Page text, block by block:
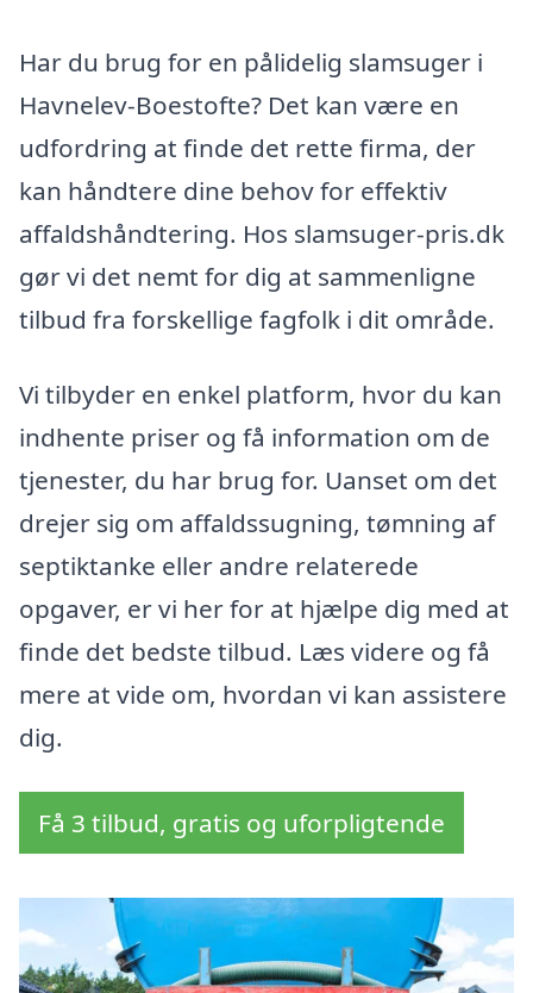
Har du brug for en pålidelig slamsuger i
Havnelev-Boestofte? Det kan være en
udfordring at finde det rette firma, der
kan håndtere dine behov for effektiv
affaldshåndtering. Hos slamsuger-pris.dk
gør vi det nemt for dig at sammenligne
tilbud fra forskellige fagfolk i dit område.
Vi tilbyder en enkel platform, hvor du kan
indhente priser og få information om de
tjenester, du har brug for. Uanset om det
drejer sig om affaldssugning, tømning af
septiktanke eller andre relaterede
opgaver, er vi her for at hjælpe dig med at
finde det bedste tilbud. Læs videre og få
mere at vide om, hvordan vi kan assistere
dig.
Få 3 tilbud, gratis og uforpligtende